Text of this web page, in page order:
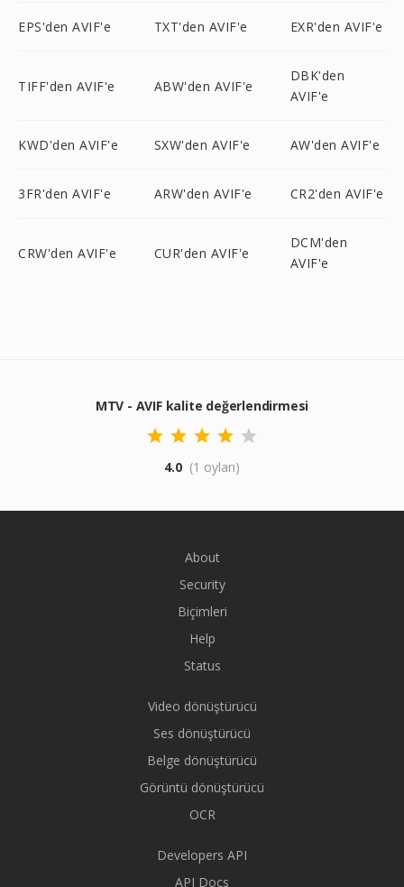
EPS'den AVIF'e TXT'den AVIF'e EXR'den AVIF'e
TIFF'den AVIF'e ABW'den AVIF'e
DBK'den
AVIF'e
KWD'den AVIF'e SXW'den AVIF'e AW'den AVIF'e
3FR'den AVIF'e ARW'den AVIF'e CR2'den AVIF'e
CRW'den AVIF'e CUR'den AVIF'e
DCM'den
AVIF'e
MTV - AVIF kalite değerlendirmesi
4.0 (1 oyları)
About
Security
Biçimleri
Help
Status
Video dönüştürücü
Ses dönüştürücü
Belge dönüştürücü
Görüntü dönüştürücü
OCR
Developers API
API Docs